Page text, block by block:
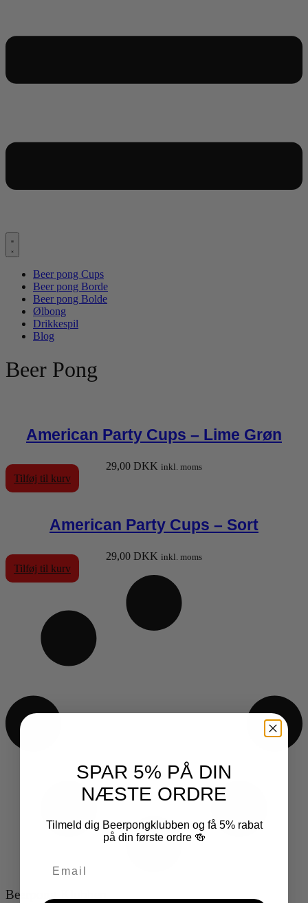
Beer pong Cups
Beer pong Borde
Beer pong Bolde
Ølbong
Drikkespil
Blog
Beer Pong
American Party Cups – Lime Grøn
29,00 DKK inkl. moms
Tilføj til kurv
American Party Cups – Sort
29,00 DKK inkl. moms
Tilføj til kurv
Beerpong Klubben
SPAR 5% PÅ DIN
NÆSTE ORDRE
Tilmeld dig Beerpongklubben og få 5% rabat
på din første ordre 🍻